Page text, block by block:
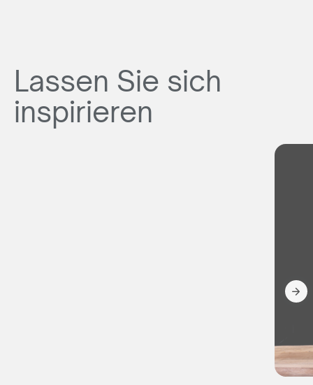
Lassen Sie sich
inspirieren